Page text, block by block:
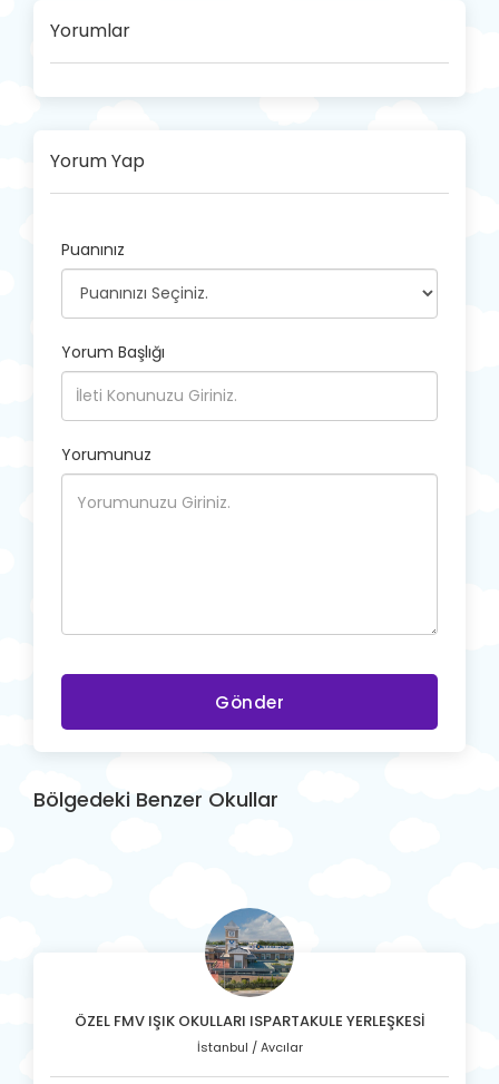
Yorumlar
Yorum Yap
Puanınız
Yorum Başlığı
Yorumunuz
Gönder
Bölgedeki Benzer Okullar
ÖZEL FMV IŞIK OKULLARI ISPARTAKULE YERLEŞKESİ
İstanbul / Avcılar